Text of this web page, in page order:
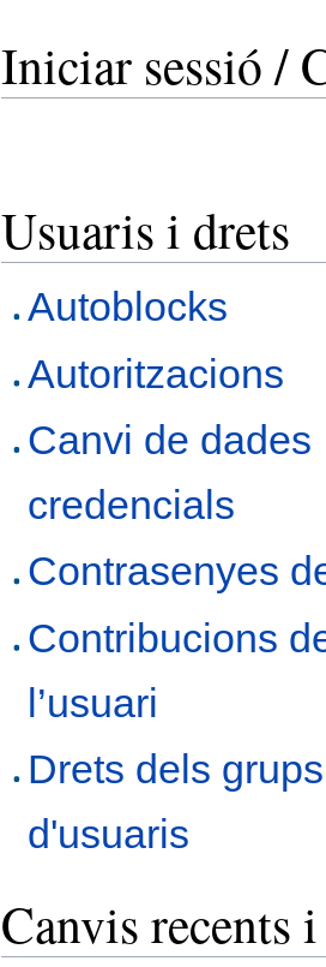
Iniciar sessió /
Usuaris i drets
Autoblocks
Autoritzacions
Canvi de dades
credencials
Contrasenyes
Contribucions
l’usuari
Drets dels grups
d'usuaris
Canvis recents